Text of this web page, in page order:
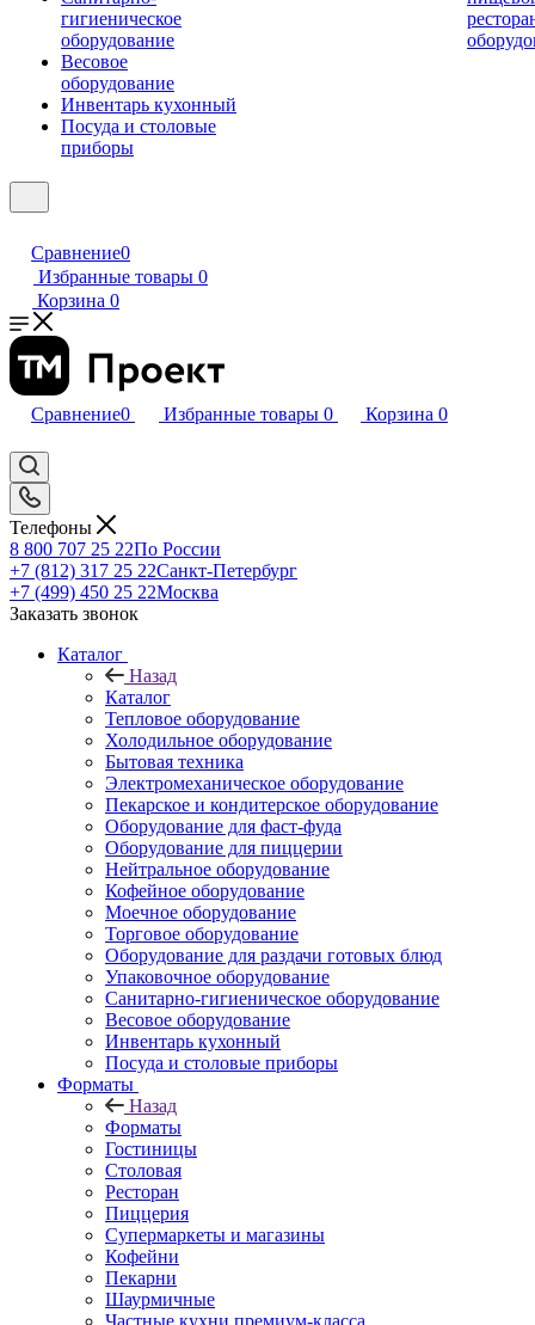
гигиеническое
оборудование
Весовое
оборудование
Инвентарь кухонный
Посуда и столовые
приборы
Сравнение0
Избранные товары 0
Корзина 0
Сравнение0 Избранные товары 0 Корзина 0
Телефоны
8 800 707 25 22По России
+7 (812) 317 25 22Санкт-Петербург
+7 (499) 450 25 22Москва
Заказать звонок
Каталог
Назад
Каталог
Тепловое оборудование
Холодильное оборудование
Бытовая техника
Электромеханическое оборудование
Пекарское и кондитерское оборудование
Оборудование для фаст-фуда
Оборудование для пиццерии
Нейтральное оборудование
Кофейное оборудование
Моечное оборудование
Торговое оборудование
Оборудование для раздачи готовых блюд
Упаковочное оборудование
Санитарно-гигиеническое оборудование
Весовое оборудование
Инвентарь кухонный
Посуда и столовые приборы
Форматы
Назад
Форматы
Гостиницы
Столовая
Ресторан
Пиццерия
Супермаркеты и магазины
Кофейни
Пекарни
Шаурмичные
Частные кухни премиум-класса